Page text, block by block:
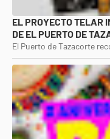
EL PROYECTO TELAR
DE EL PUERTO DE
El Puerto de Tazacorte